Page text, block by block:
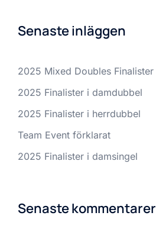
Senaste inläggen
2025 Mixed Doubles Finalister
2025 Finalister i damdubbel
2025 Finalister i herrdubbel
Team Event förklarat
2025 Finalister i damsingel
Senaste kommentarer